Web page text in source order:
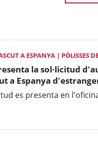
A ESPANYA | PÒLISSES
la sol·licitud
a Espanya
es presenta en